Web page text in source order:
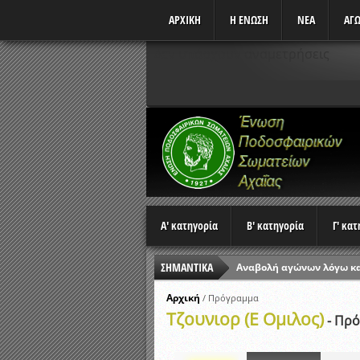
ΑΡΧΙΚΗ Η ΕΝΩΣΗ ΝΕΑ
Α' κατηγορία Β' κατηγορία Γ'
ΣΗΜΑΝΤΙΚΑ
Ώρες έναρξης αγώνων
Κλήρωση Β’ Φάσης
Αρχική / Πρόγραμμα
Τζουνιορ (Ε Ομιλος)-